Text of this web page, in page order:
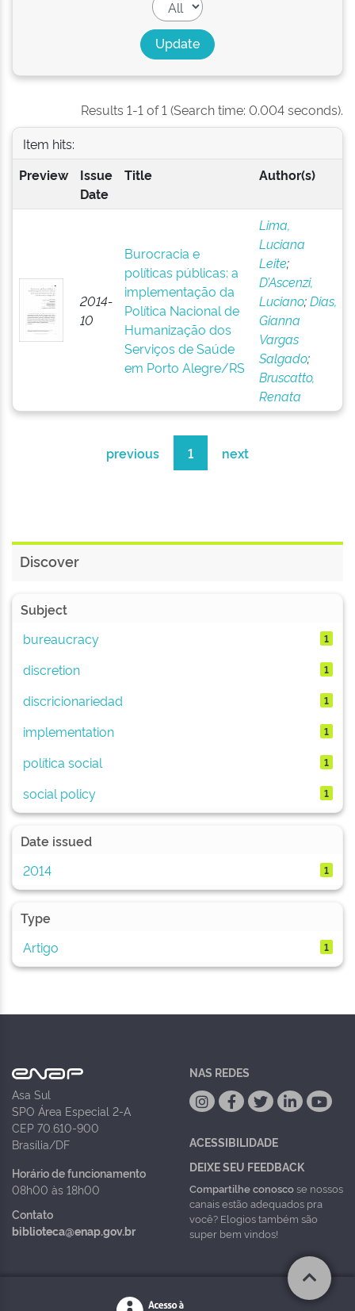
Results 1-1 of 1 (Search time: 0.004 seconds).
Item hits:
Preview
Issue
Date
Title Author(s)
2014-
10
Burocracia e
políticas públicas: a
implementação da
Política Nacional de
Humanização dos
Serviços de Saúde
em Porto Alegre/RS
Lima,
Luciana
Leite;
D’Ascenzi,
Luciano;Dias,
Gianna
Vargas
Salgado;
Bruscatto,
Renata
previous 1 next
Discover
Subject
bureaucracy
1
discretion 1
discricionariedad 1
implementation 1
política social 1
social policy 1
Date issued
2014
1
Type
Artigo
1
Asa Sul
SPO Área Especial 2-A
CEP 70.610-900
Brasília/DF
Horário de funcionamento
08h00 às 18h00
Contato
biblioteca@enap.gov.br
NAS REDES
ACESSIBILIDADE
DEIXE SEU FEEDBACK
Compartilhe conoscose nossos
canais estão adequados pra
você? Elogios também são
super bem vindos!